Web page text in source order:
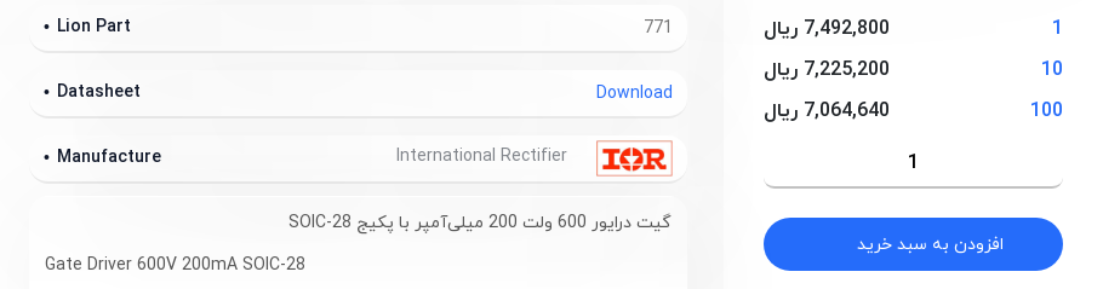
1
7,492,800 ریال
10
7,225,200 ریال
100
7,064,640 ریال
افزودن به سبد خرید
771
Lion Part
Download
Datasheet
International Rectifier
Manufacture
گیت درایور 600 ولت 200 میلی‌آمپر با پکیج SOIC-28
Gate Driver 600V 200mA SOIC-28